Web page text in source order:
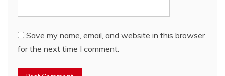
Save my name, email, and website in this browser
for the next time I comment.